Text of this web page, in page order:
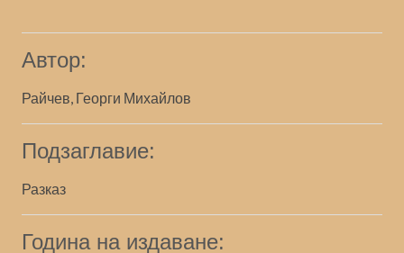
Автор:
Райчев, Георги Михайлов
Подзаглавие:
Разказ
Година на издаване: